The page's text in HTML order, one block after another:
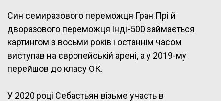
Син семиразового переможця Гран Прі й
дворазового переможця Інді-500 займається
картингом з восьми років і останнім часом
виступав на європейській арені, а у 2019-му
перейшов до класу ОК.
У 2020 році Себастьян візьме участь в